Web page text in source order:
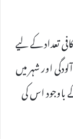
تعداد کے لیے
اور شہر میں
اس کی